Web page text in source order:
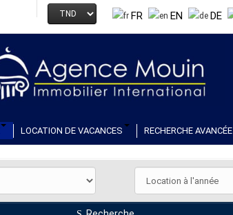
FR EN DE
LOCATION DE VACANCES RECHERCHE AVANCÉE